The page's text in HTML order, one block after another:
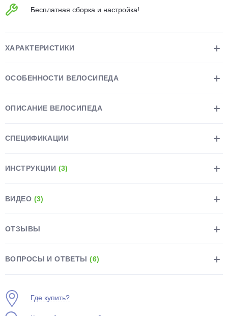
Бесплатная сборка и настройка!
ХАРАКТЕРИСТИКИ
ОСОБЕННОСТИ ВЕЛОСИПЕДА
ОПИСАНИЕ ВЕЛОСИПЕДА
СПЕЦИФИКАЦИИ
ИНСТРУКЦИИ (3)
ВИДЕО (3)
ОТЗЫВЫ
ВОПРОСЫ И ОТВЕТЫ(6)
Где купить?
недели